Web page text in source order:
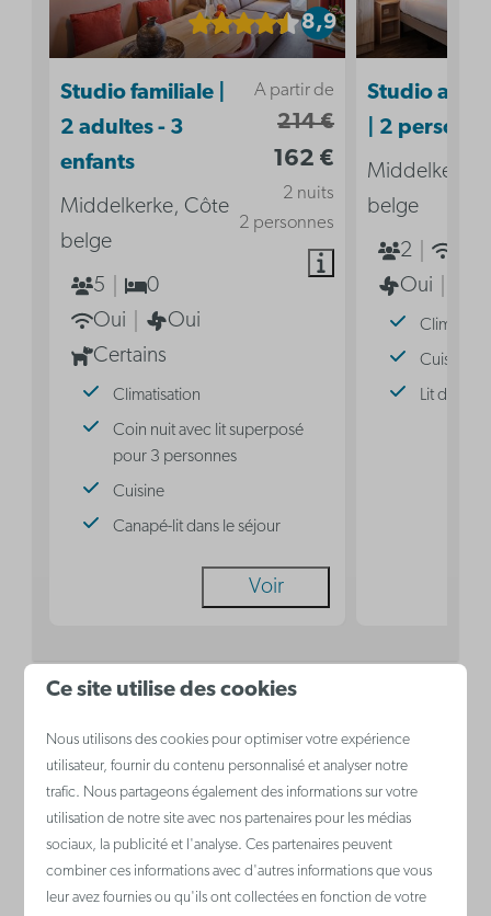
8,9
A partir de
214 €
162 €
2 nuits
2 personnes
Studio familiale |
2 adultes - 3
enfants
Middelkerke, Côte
belge
5
0
Oui
Oui
Certains
Climatisation
Coin nuit avec lit superposé
pour 3 personnes
Cuisine
Canapé-lit dans le séjour
Voir
Studio
| 2
Middelkerke,
belge
2
Oui
Cuisine
Lit double
Belgique - Côte belge
Ce site utilise des cookies
Nous utilisons des cookies pour optimiser votre expérience
utilisateur, fournir du contenu personnalisé et analyser notre
trafic. Nous partageons également des informations sur votre
utilisation de notre site avec nos partenaires pour les médias
sociaux, la publicité et l'analyse. Ces partenaires peuvent
combiner ces informations avec d'autres informations que vous
leur avez fournies ou qu'ils ont collectées en fonction de votre